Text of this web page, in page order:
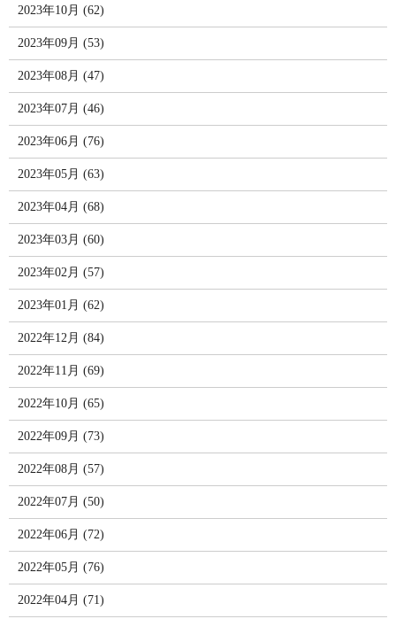
2023年10月 (62)
2023年09月 (53)
2023年08月 (47)
2023年07月 (46)
2023年06月 (76)
2023年05月 (63)
2023年04月 (68)
2023年03月 (60)
2023年02月 (57)
2023年01月 (62)
2022年12月 (84)
2022年11月 (69)
2022年10月 (65)
2022年09月 (73)
2022年08月 (57)
2022年07月 (50)
2022年06月 (72)
2022年05月 (76)
2022年04月 (71)